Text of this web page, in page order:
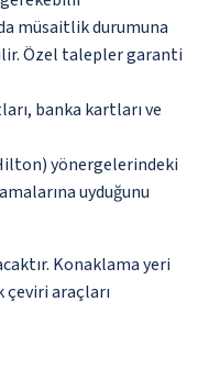
müsaitlik durumuna
Özel talepler garanti
banka kartları ve
yönergelerindeki
uyduğunu
Konaklama yeri
araçları